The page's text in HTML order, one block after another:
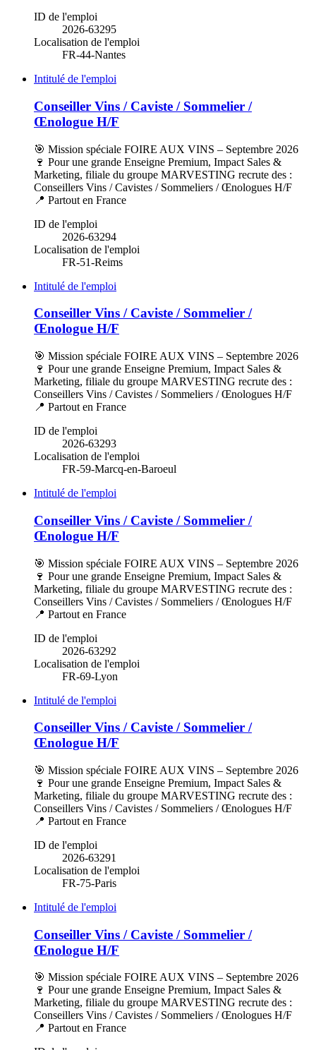
ID de l'emploi
2026-63295
Localisation de l'emploi
FR-44-Nantes
Intitulé de l'emploi
Conseiller Vins / Caviste / Sommelier /
Œnologue H/F
🎯 Mission spéciale FOIRE AUX VINS – Septembre 2026
🍷 Pour une grande Enseigne Premium, Impact Sales &
Marketing, filiale du groupe MARVESTING recrute des :
Conseillers Vins / Cavistes / Sommeliers / Œnologues H/F
📍 Partout en France
ID de l'emploi
2026-63294
Localisation de l'emploi
FR-51-Reims
Intitulé de l'emploi
Conseiller Vins / Caviste / Sommelier /
Œnologue H/F
🎯 Mission spéciale FOIRE AUX VINS – Septembre 2026
🍷 Pour une grande Enseigne Premium, Impact Sales &
Marketing, filiale du groupe MARVESTING recrute des :
Conseillers Vins / Cavistes / Sommeliers / Œnologues H/F
📍 Partout en France
ID de l'emploi
2026-63293
Localisation de l'emploi
FR-59-Marcq-en-Baroeul
Intitulé de l'emploi
Conseiller Vins / Caviste / Sommelier /
Œnologue H/F
🎯 Mission spéciale FOIRE AUX VINS – Septembre 2026
🍷 Pour une grande Enseigne Premium, Impact Sales &
Marketing, filiale du groupe MARVESTING recrute des :
Conseillers Vins / Cavistes / Sommeliers / Œnologues H/F
📍 Partout en France
ID de l'emploi
2026-63292
Localisation de l'emploi
FR-69-Lyon
Intitulé de l'emploi
Conseiller Vins / Caviste / Sommelier /
Œnologue H/F
🎯 Mission spéciale FOIRE AUX VINS – Septembre 2026
🍷 Pour une grande Enseigne Premium, Impact Sales &
Marketing, filiale du groupe MARVESTING recrute des :
Conseillers Vins / Cavistes / Sommeliers / Œnologues H/F
📍 Partout en France
ID de l'emploi
2026-63291
Localisation de l'emploi
FR-75-Paris
Intitulé de l'emploi
Conseiller Vins / Caviste / Sommelier /
Œnologue H/F
🎯 Mission spéciale FOIRE AUX VINS – Septembre 2026
🍷 Pour une grande Enseigne Premium, Impact Sales &
Marketing, filiale du groupe MARVESTING recrute des :
Conseillers Vins / Cavistes / Sommeliers / Œnologues H/F
📍 Partout en France